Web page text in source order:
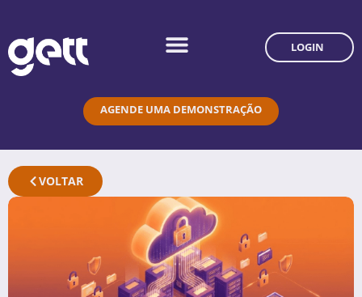
LOGIN
AGENDE UMA DEMONSTRAÇÃO
VOLTAR